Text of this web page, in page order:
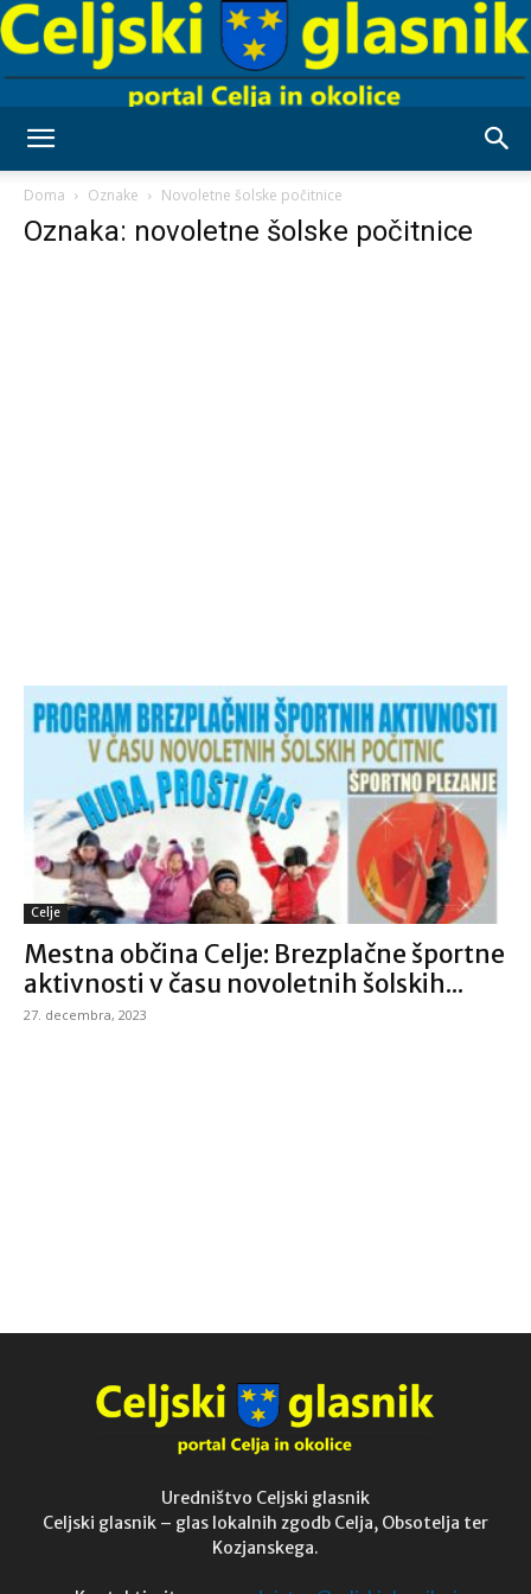
Doma Oznake Novoletne šolske počitnice
Oznaka: novoletne šolske počitnice
Celje
Mestna občina Celje: Brezplačne športne
aktivnosti v času novoletnih šolskih...
27. decembra, 2023
Uredništvo Celjski glasnik
Celjski glasnik – glas lokalnih zgodb Celja, Obsotelja ter
Kozjanskega.